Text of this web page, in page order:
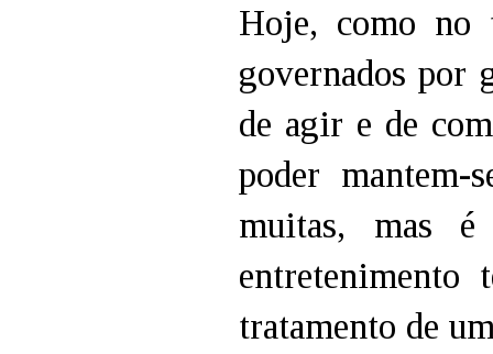
Hoje, como no
governados por
de agir e de
poder mantem-
muitas, mas
entretenimento
tratamento de